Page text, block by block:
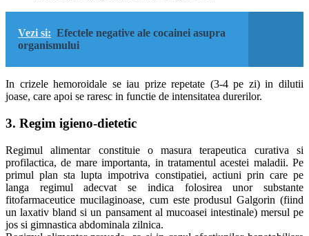
Vezi si: Efectele negative ale cocainei asupra
organismului
In crizele hemoroidale se iau prize repetate (3-4 pe zi) in dilutii
joase, care apoi se raresc in functie de intensitatea durerilor.
3. Regim igieno-dietetic
Regimul alimentar constituie o masura terapeutica curativa si
profilactica, de mare importanta, in tratamentul acestei maladii. Pe
primul plan sta lupta impotriva constipatiei, actiuni prin care pe
langa regimul adecvat se indica folosirea unor substante
fitofarmaceutice mucilaginoase, cum este produsul Galgorin (fiind
un laxativ bland si un pansament al mucoasei intestinale) mersul pe
jos si gimnastica abdominala zilnica.